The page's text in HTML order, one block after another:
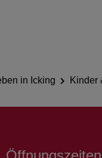
in Icking Kinder